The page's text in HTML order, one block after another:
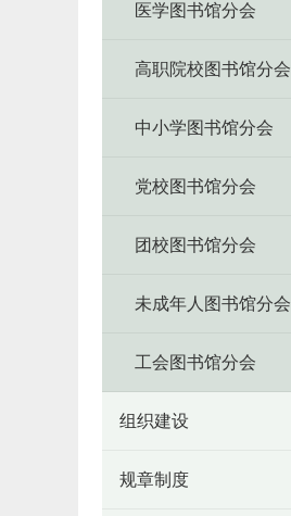
医学图书馆分会
高职院校图书馆分会
中小学图书馆分会
党校图书馆分会
团校图书馆分会
未成年人图书馆分会
工会图书馆分会
组织建设
规章制度